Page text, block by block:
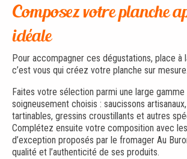
Composez votre planche
idéale
Pour accompagner ces dégustations, place à
c’est vous qui créez votre planche sur mesure.
Faites votre sélection parmi une large
soigneusement choisis : saucissons
tartinables, gressins croustillants et autres
Complétez ensuite votre composition avec
d’exception proposés par le fromager Au
qualité et l’authenticité de ses produits.